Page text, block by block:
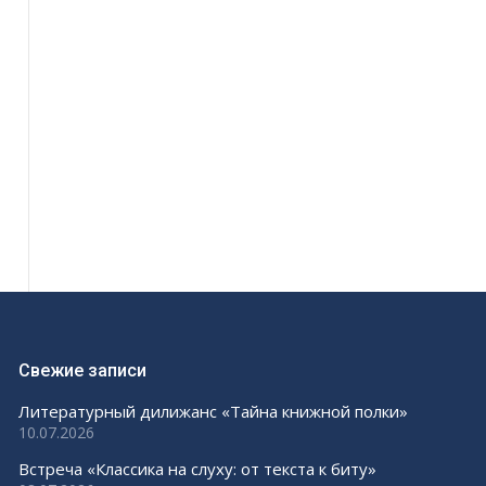
Свежие записи
Литературный дилижанс «Тайна книжной полки»
10.07.2026
Встреча «Классика на слуху: от текста к биту»